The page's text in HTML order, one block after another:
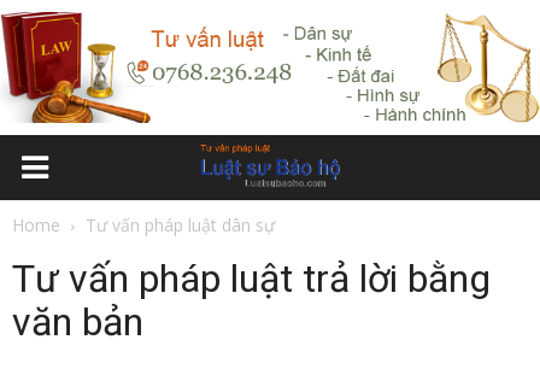
Home Tư vấn pháp luật dân sự
Tư vấn pháp luật trả lời bằng
văn bản